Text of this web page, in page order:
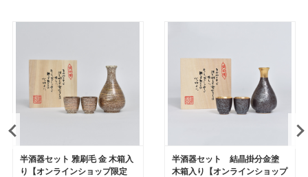
半酒器セット 雅刷毛 金 木箱入
り【オンラインショップ限定
半酒器セット 結晶掛分金塗
木箱入り【オンラインショップ